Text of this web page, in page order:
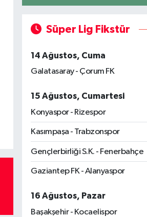
Süper Lig Fikstür
14 Ağustos, Cuma
Galatasaray - Çorum FK
15 Ağustos, Cumartesi
Konyaspor - Rizespor
Kasımpaşa - Trabzonspor
Gençlerbirliği S.K. - Fenerbahçe
Gaziantep FK - Alanyaspor
16 Ağustos, Pazar
Başakşehir - Kocaelispor